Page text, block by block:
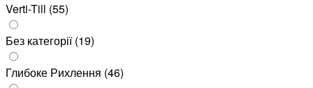
Verti-Till (55)
Без категорії(19)
Глибоке Рихлення (46)